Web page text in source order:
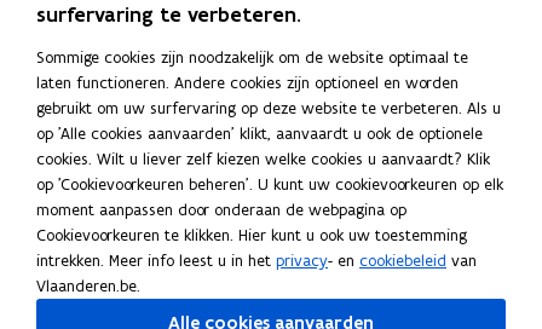
Leerkrediet en studiepunten
Flexibel studeren
Naar school gaan, studeren of een stage volgen in het
buitenland
Volg ons op
Facebook
opent in nieuw venster
X
opent in nieuw venster
Instagram
opent in nieuw venster
surfervaring te verbeteren.
Sommige cookies zijn noodzakelijk om de website optimaal te
laten functioneren. Andere cookies zijn optioneel en worden
gebruikt om uw surfervaring op deze website te verbeteren. Als u
op 'Alle cookies aanvaarden' klikt, aanvaardt u ook de optionele
cookies. Wilt u liever zelf kiezen welke cookies u aanvaardt? Klik
op 'Cookievoorkeuren beheren'. U kunt uw cookievoorkeuren op elk
moment aanpassen door onderaan de webpagina op
Cookievoorkeuren te klikken. Hier kunt u ook uw toestemming
intrekken. Meer info leest u in het privacy- en cookiebeleid van
Vlaanderen.be.
Alle cookies aanvaarden